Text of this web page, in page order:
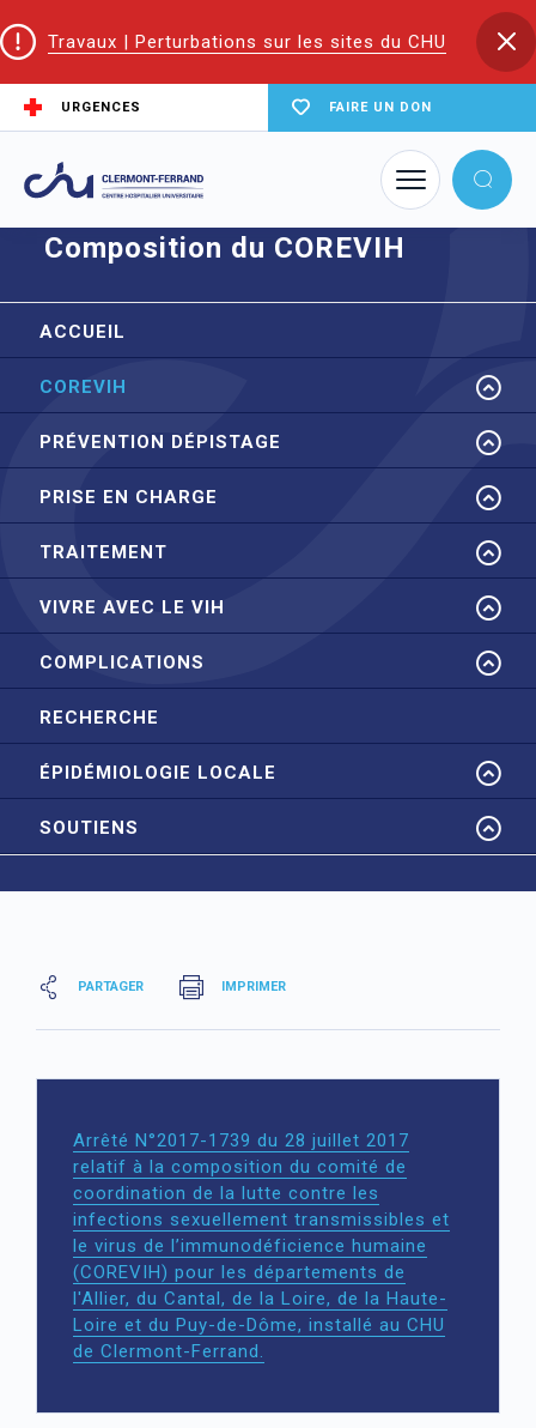
Travaux | Perturbations sur les sites du CHU
URGENCES FAIRE UN DON
Accueil Composition du COREVIH
Composition du COREVIH
ACCUEIL
COREVIH
PRÉVENTION DÉPISTAGE
PRISE EN CHARGE
TRAITEMENT
VIVRE AVEC LE VIH
COMPLICATIONS
RECHERCHE
ÉPIDÉMIOLOGIE LOCALE
SOUTIENS
PARTAGER IMPRIMER
Arrêté N°2017-1739 du 28 juillet 2017
relatif à la composition du comité de
coordination de la lutte contre les
infections sexuellement transmissibles et
le virus de l’immunodéficience humaine
(COREVIH) pour les départements de
l'Allier, du Cantal, de la Loire, de la Haute-
Loire et du Puy-de-Dôme, installé au CHU
de Clermont-Ferrand.